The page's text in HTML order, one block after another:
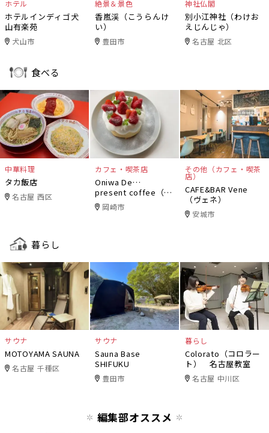
ホテル
ホテルインディゴ犬
山有楽苑
犬山市
絶景＆景色
香嵐渓（こうらんけ
い）
豊田市
神社仏閣
別小江神社（わけお
えじんじゃ）
名古屋 北区
食べる
中華料理
タカ飯店
名古屋 西区
カフェ・喫茶店
Oniwa De…
present coffee（オ
ニワデ）
岡崎市
その他（カフェ・喫茶
店）
CAFE&BAR Vene
（ヴェネ）
安城市
暮らし
サウナ
MOTOYAMA SAUNA
名古屋 千種区
サウナ
Sauna Base
SHIFUKU
豊田市
暮らし
Colorato（コロラー
ト） 名古屋教室
名古屋 中川区
編集部オススメ